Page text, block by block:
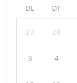
DL DT
27 28
3 4